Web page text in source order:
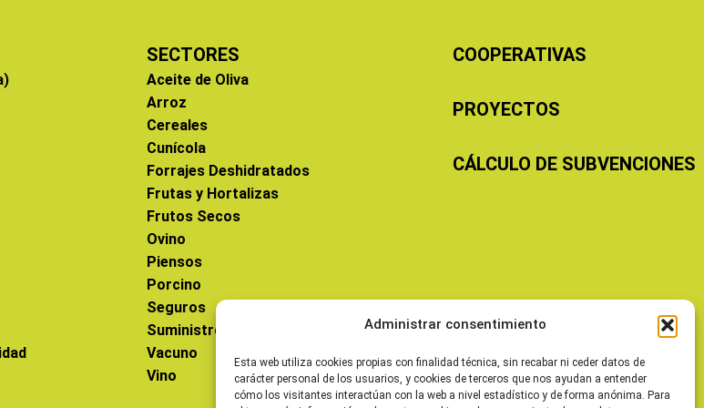
Administrar consentimiento
Esta web utiliza cookies propias con finalidad técnica, sin recabar ni ceder datos de
carácter personal de los usuarios, y cookies de terceros que nos ayudan a entender
cómo los visitantes interactúan con la web a nivel estadístico y de forma anónima. Para
SECTORES
Aceite de Oliva
Arroz
Cereales
Cunícola
Forrajes Deshidratados
Frutas y Hortalizas
Frutos Secos
Ovino
Piensos
Porcino
Seguros
Suministros
Vacuno
Vino
COOPERATIVAS
PROYECTOS
CÁLCULO DE SUBVENCIONES